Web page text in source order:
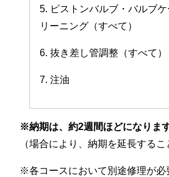
5. ピストンバルブ・バルブ
リーニング（すべて）
6. 抜き差し管調整（すべて）
7. 注油
※納期は、約2週間ほどになります
（場合により、納期を延長するこ
※各コースにおいて別途修理が必